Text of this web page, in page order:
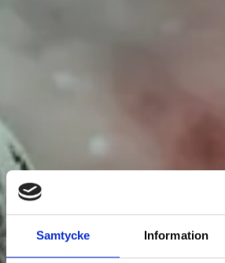
Samtycke Information
EVENTS